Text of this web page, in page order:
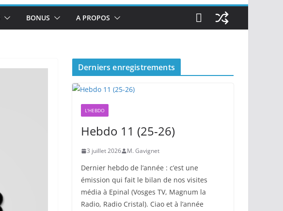
BONUS A PROPOS
Derniers enregistrements
L'HEBDO
Hebdo 11 (25-26)
3 juillet 2026 M. Gavignet
Dernier hebdo de l’année : c’est une
émission qui fait le bilan de nos visites
média à Epinal (Vosges TV, Magnum la
Radio, Radio Cristal). Ciao et à l’année